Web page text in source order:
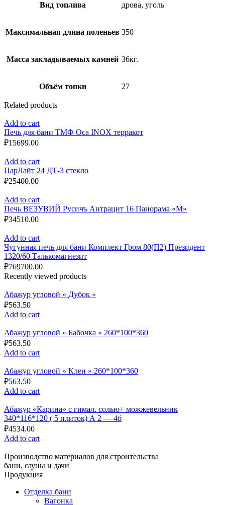
Вид топлива дрова, уголь
Максимальная длина поленьев 350
Масса закладываемых камней 36кг.
Объём топки 27
Related products
Add to cart
Печь для бани ТМФ Оса INOX терракот
₽15699.00
Add to cart
ПарЛайт 24 ДТ-3 стекло
₽25400.00
Add to cart
Печь ВЕЗУВИЙ Русичъ Антрацит 16 Панорама «М»
₽34510.00
Add to cart
Чугунная печь для бани Комплект Гром 80(П2) Президент
1320/60 Талькомагнезит
₽769700.00
Recently viewed products
Абажур угловой » Дубок «
₽563.50
Add to cart
Абажур угловой » Бабочка » 260*100*360
₽563.50
Add to cart
Абажур угловой » Клен » 260*100*360
₽563.50
Add to cart
Абажур «Карина» с гимал. солью+ можжевельник
340*116*120 ( 5 плиток) А 2 — 4б
₽4534.00
Add to cart
Производство материалов для строительства
бани, сауны и дачи
Продукция
Отделка бани
Вагонка